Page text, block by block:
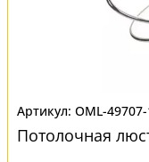
OML-
Потолочная